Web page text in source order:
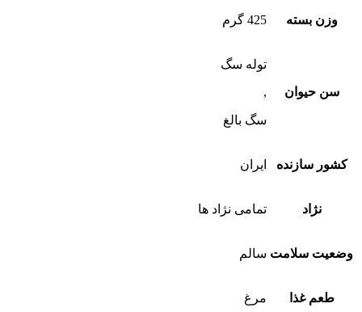
وزن بسته 425 گرم
سن حیوان
توله سگ
,
سگ بالغ
کشور سازنده ایران
نژاد تمامی نژاد ها
وضعیت سلامت سالم
طعم غذا مرغ